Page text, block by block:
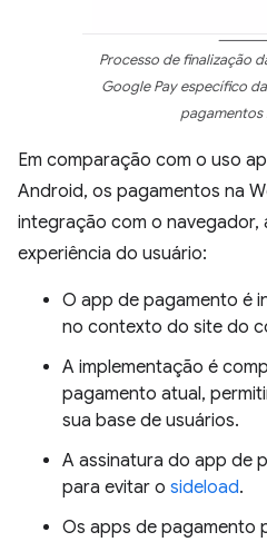
Processo de finalização
Google Pay específico
pagamentos
Em comparação com o uso
Android, os pagamentos na
integração com o navegador,
experiência do usuário:
O app de pagamento é
no contexto do site do
A implementação é
pagamento atual,
sua base de usuários.
A assinatura do app de
para evitar o sideload.
Os apps de pagamento